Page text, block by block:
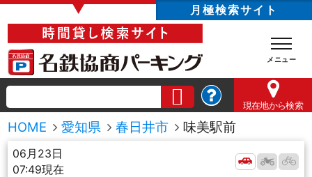
▼ 月極検索サイト
現在地から検索
HOME 愛知県 春日井市 味美駅前
06月23日
07:49現在